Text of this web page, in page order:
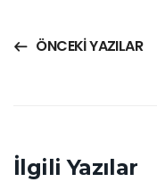
ÖNCEKI YAZILAR
İlgili Yazılar